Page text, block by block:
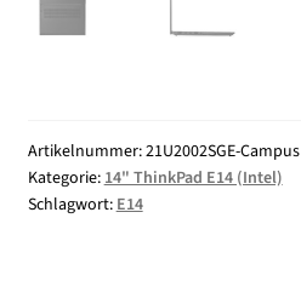
Artikelnummer:21U2002SGE-Campus
Kategorie: 14" ThinkPad E14 (Intel)
Schlagwort: E14